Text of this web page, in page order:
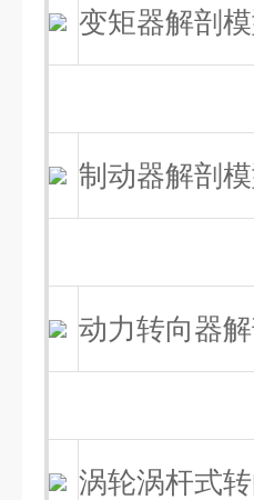
变矩器解剖
制动器解剖
动力转向器
涡轮涡杆式